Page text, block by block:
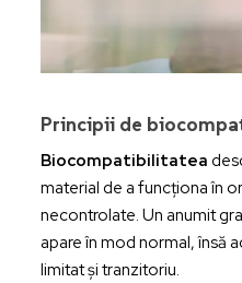
Principii de
Biocompatibilitatea
material de a funcționa în
necontrolate. Un anumit
apare în mod normal, însă
limitat și tranzitoriu.